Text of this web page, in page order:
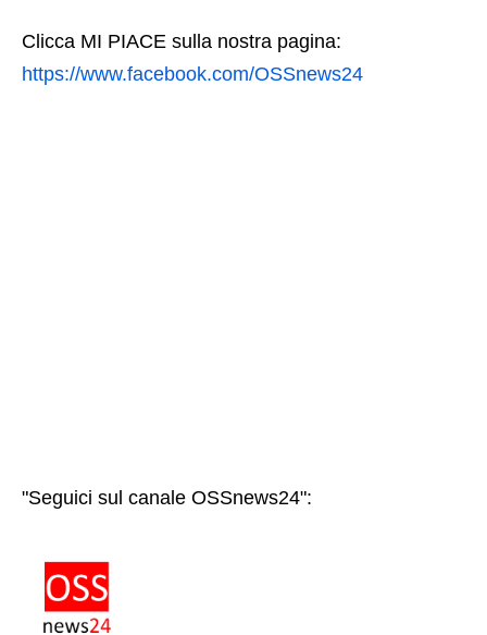
Clicca MI PIACE sulla nostra pagina:
https://www.facebook.com/OSSnews24
"Seguici sul canale OSSnews24":